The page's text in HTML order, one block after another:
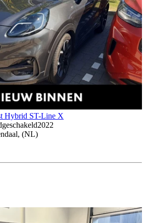
Hybrid ST-Line X
2022
(NL)